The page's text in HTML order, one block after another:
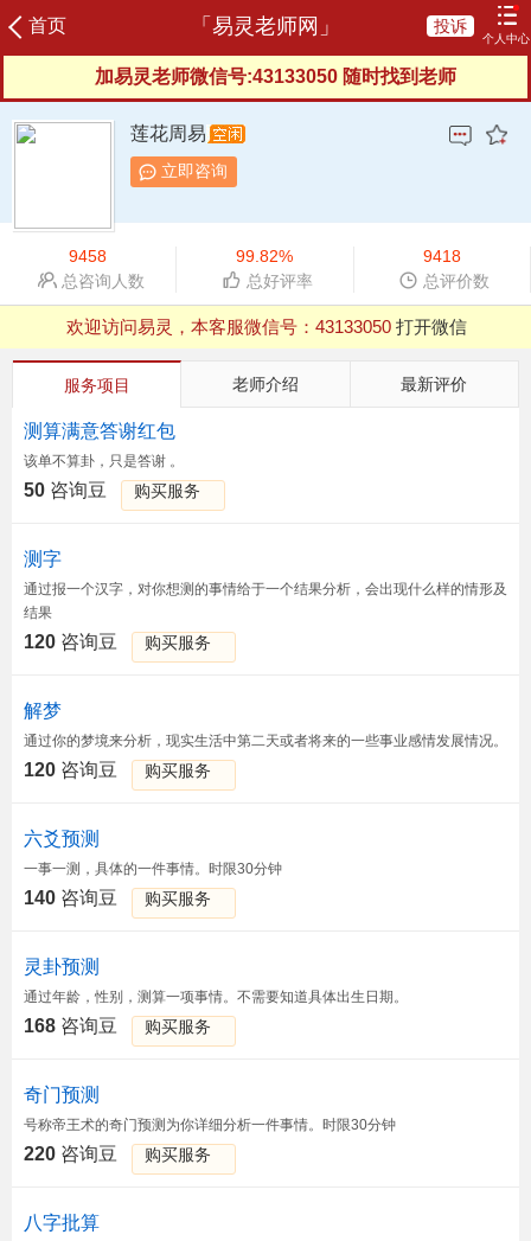
首页 「易灵老师网」
个人中心
投诉
登录
咨询记录 我的订单
我的评价
服务协议
申请成为老师
加易灵老师微信号:43133050 随时找到老师
加易灵老师微信号:43133050 随时找到老师
莲花周易
立即咨询
9458
总咨询人数
99.82%
总好评率
9418
总评价数
欢迎访问易灵，本客服微信号： 43133050 打开微信
QQ浏览器支付有异常，建议用微信、UC等其他浏览器
欢迎访问易灵，本客服微信号：
打开微信
QQ浏览器支付有异常，建议用微信、UC等其他浏览器
服务项目 老师介绍 最新评价
测算满意答谢红包
该单不算卦，只是答谢 。
50 咨询豆 购买服务
测字
通过报一个汉字，对你想测的事情给于一个结果分析，会出现什么样的情形及
结果
120 咨询豆 购买服务
解梦
通过你的梦境来分析，现实生活中第二天或者将来的一些事业感情发展情况。
120 咨询豆 购买服务
六爻预测
一事一测，具体的一件事情。时限30分钟
140 咨询豆 购买服务
灵卦预测
通过年龄，性别，测算一项事情。不需要知道具体出生日期。
168 咨询豆 购买服务
奇门预测
号称帝王术的奇门预测为你详细分析一件事情。时限30分钟
220 咨询豆 购买服务
八字批算